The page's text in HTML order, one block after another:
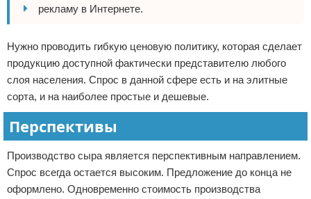
рекламу в Интернете.
Нужно проводить гибкую ценовую политику, которая сделает
продукцию доступной фактически представителю любого
слоя населения. Спрос в данной сфере есть и на элитные
сорта, и на наиболее простые и дешевые.
Перспективы
Производство сыра является перспективным направлением.
Спрос всегда остается высоким. Предложение до конца не
оформлено. Одновременно стоимость производства